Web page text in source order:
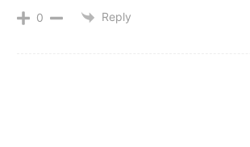
0 Reply